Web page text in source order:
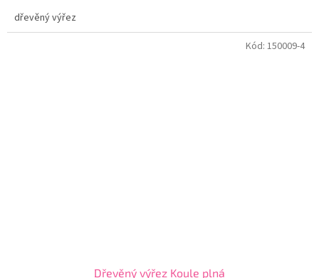
dřevěný výřez
Dřevěný výřez Koule plná
Kód: 150009-4